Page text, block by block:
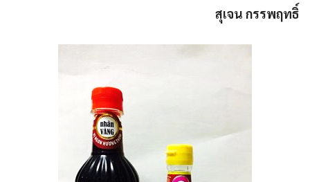
สุเจน กรรพฤทธิ์